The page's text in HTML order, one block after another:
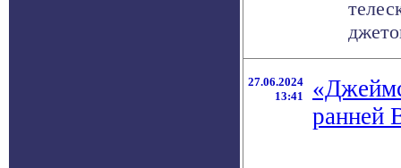
27.06.2024
13:41
ранней